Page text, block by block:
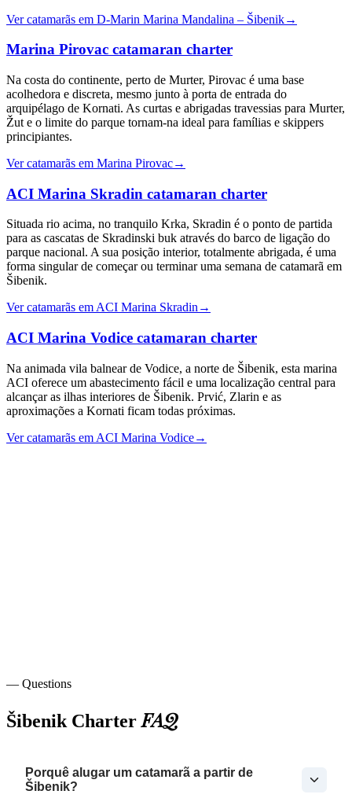
Ver catamarãs em D-Marin Marina Mandalina – Šibenik→
Marina Pirovac catamaran charter
Na costa do continente, perto de Murter, Pirovac é uma base
acolhedora e discreta, mesmo junto à porta de entrada do
arquipélago de Kornati. As curtas e abrigadas travessias para Murter,
Žut e o limite do parque tornam-na ideal para famílias e skippers
principiantes.
Ver catamarãs em Marina Pirovac→
ACI Marina Skradin catamaran charter
Situada rio acima, no tranquilo Krka, Skradin é o ponto de partida
para as cascatas de Skradinski buk através do barco de ligação do
parque nacional. A sua posição interior, totalmente abrigada, é uma
forma singular de começar ou terminar uma semana de catamarã em
Šibenik.
Ver catamarãs em ACI Marina Skradin →
ACI Marina Vodice catamaran charter
Na animada vila balnear de Vodice, a norte de Šibenik, esta marina
ACI oferece um abastecimento fácil e uma localização central para
alcançar as ilhas interiores de Šibenik. Prvić, Zlarin e as
aproximações a Kornati ficam todas próximas.
Ver catamarãs em ACI Marina Vodice→
— Questions
Šibenik CharterFAQ
Porquê alugar um catamarã a partir de
Šibenik?